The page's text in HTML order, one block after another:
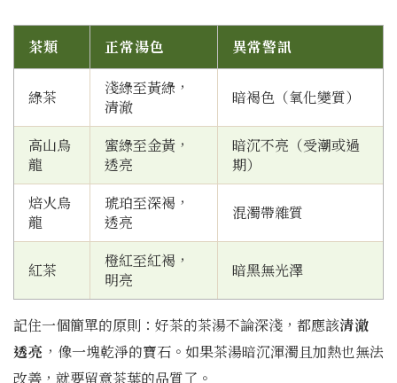
茶類 正常湯色 異常警訊
綠茶
淺綠至黃綠，
清澈
暗褐色（氧化變質）
高山烏
龍
蜜綠至金黃，
透亮
暗沉不亮（受潮或過
期）
焙火烏
龍
琥珀至深褐，
透亮
混濁帶雜質
紅茶
橙紅至紅褐，
明亮
暗黑無光澤
記住一個簡單的原則：好茶的茶湯不論深淺，都應該清澈
透亮 ，像一塊乾淨的寶石。如果茶湯暗沉渾濁且加熱也無法
改善，就要留意茶葉的品質了。